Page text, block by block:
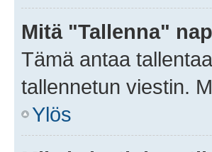
Mitä "Tallenna"
Tämä antaa
tallennetun viestin.
Ylös